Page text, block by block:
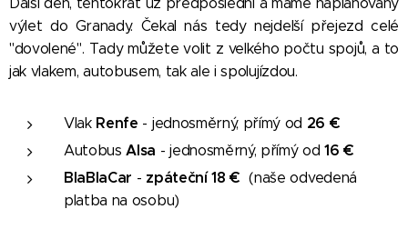
výlet do Granady. Čekal nás tedy nejdelší přejezd celé
"dovolené". Tady můžete volit z velkého počtu spojů, a to
jak vlakem, autobusem, tak ale i spolujízdou.
Vlak Renfe - jednosměrný, přímý od 26 €
AutobusAlsa - jednosměrný, přímý od16 €
BlaBlaCar - zpáteční 18 € (naše odvedená
platba na osobu)